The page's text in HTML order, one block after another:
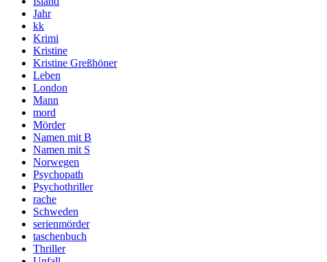
Jahr
kk
Krimi
Kristine
Kristine Greßhöner
Leben
London
Mann
mord
Mörder
Namen mit B
Namen mit S
Norwegen
Psychopath
Psychothriller
rache
Schweden
serienmörder
taschenbuch
Thriller